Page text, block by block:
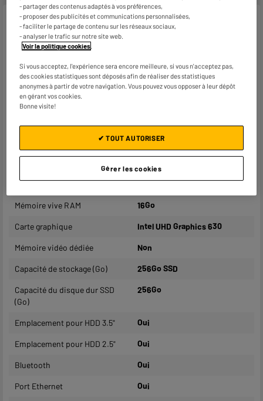
Caractéristiques
Marque
État Reconditionné
Fondeur Intel
Processeur
Vitesse du processeur (GHz)
Vitesse du processeur en
4,1GHz
Nombre de cœurs 6Cœurs
Mémoire vive RAM 16Go
Carte graphique Intel UHD Graphics 630
Mémoire vidéo dédiée Non
Capacité de stockage (Go) 256Go SSD
Capacité du disque dur SSD
(Go)
256Go
Emplacement pour HDD 3.5" Oui
Emplacement pour HDD 2.5" Oui
Bluetooth Oui
Port Ethernet Oui
- partager des contenus adaptés à vos préférences,
- proposer des publicités et communications personnalisées,
- faciliter le partage de contenu sur les réseaux sociaux,
- analyser le trafic sur notre site web.
Voir la politique cookies.
Si vous acceptez, l'expérience sera encore meilleure, si vous n'acceptez pas,
des cookies statistiques sont déposés afin de réaliser des statistiques
anonymes à partir de votre navigation. Vous pouvez vous opposer à leur dépôt
en gérant vos cookies.
Bonne visite!
Gérer les cookies
✔ TOUT AUTORISER